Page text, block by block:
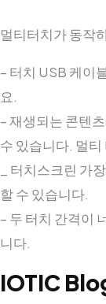
멀티터치가 동작
– 터치 USB 케이
요.
– 재생되는 콘텐
수 있습니다. 멀
_ 터치스크린 가
할 수 있습니다.
– 두 터치 간격이
니다.
IOTIC